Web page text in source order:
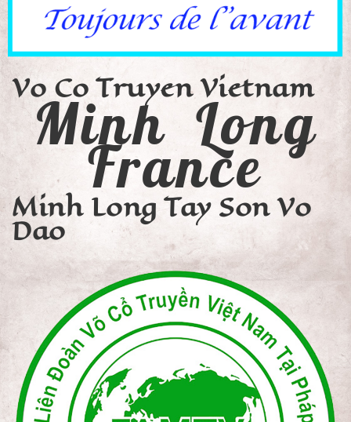
Vo Co Truyen Vietnam
Minh Long
France
Minh Long Tay Son Vo
Dao